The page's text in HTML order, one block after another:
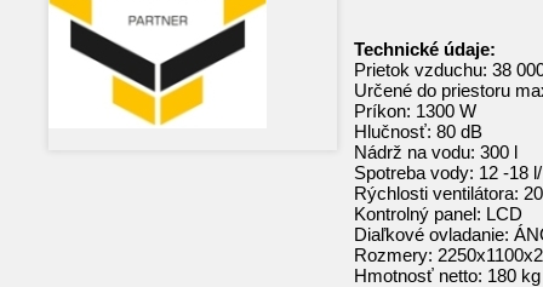
Technické údaje:
Prietok vzduchu: 38
Určené do priestoru
Príkon: 1300 W
Hlučnosť: 80 dB
Nádrž na vodu: 300 l
Spotreba vody: 12 -18
Rýchlosti ventilátora:
Kontrolný panel: LCD
Diaľkové ovladanie:
Rozmery:
Hmotnosť netto: 180 kg